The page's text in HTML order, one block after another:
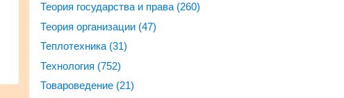
Теория государства и права (260)
Теория организации (47)
Теплотехника (31)
Технология (752)
Товароведение (21)